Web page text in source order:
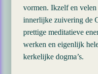
vormen. Ikzelf en
innerlijke zuivering de
prettige meditatieve
werken en eigenlijk
kerkelijke dogma’s.